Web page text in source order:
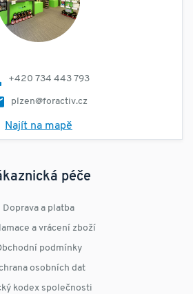
+420 734 443 793
plzen@foractiv.cz
Najít na mapě
péče
Doprava a platba
a vrácení zboží
podmínky
osobních dat
kodex společnosti